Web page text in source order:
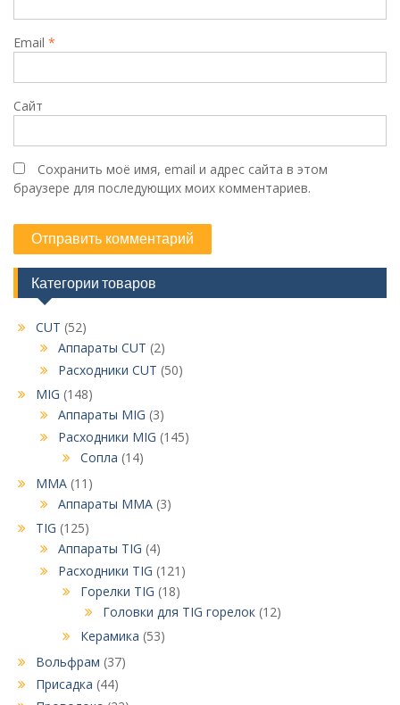
Email *
Сайт
Сохранить моё имя, email и адрес сайта в этом
браузере для последующих моих комментариев.
Категории товаров
CUT (52)
Аппараты CUT (2)
Расходники CUT (50)
MIG (148)
Аппараты MIG (3)
Расходники MIG (145)
Сопла (14)
MMA (11)
Аппараты MMA (3)
TIG (125)
Аппараты TIG (4)
Расходники TIG (121)
Горелки TIG (18)
Головки для TIG горелок (12)
Керамика (53)
Вольфрам (37)
Присадка (44)